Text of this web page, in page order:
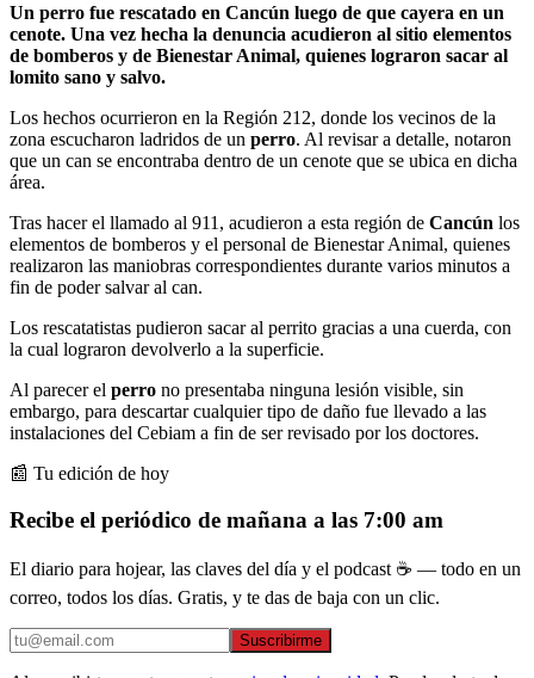
Un perro fue rescatado en Cancún luego de que cayera en un
cenote. Una vez hecha la denuncia acudieron al sitio elementos
de bomberos y de Bienestar Animal, quienes lograron sacar al
lomito sano y salvo.
Los hechos ocurrieron en la Región 212, donde los vecinos de la
zona escucharon ladridos de un perro. Al revisar a detalle, notaron
que un can se encontraba dentro de un cenote que se ubica en dicha
área.
Tras hacer el llamado al 911, acudieron a esta región de Cancún los
elementos de bomberos y el personal de Bienestar Animal, quienes
realizaron las maniobras correspondientes durante varios minutos a
fin de poder salvar al can.
Los rescatatistas pudieron sacar al perrito gracias a una cuerda, con
la cual lograron devolverlo a la superficie.
Al parecer el perro no presentaba ninguna lesión visible, sin
embargo, para descartar cualquier tipo de daño fue llevado a las
instalaciones del Cebiam a fin de ser revisado por los doctores.
📰 Tu edición de hoy
Recibe el periódico de mañana a las 7:00 am
El diario para hojear, las claves del día y el podcast ☕ — todo en un
correo, todos los días. Gratis, y te das de baja con un clic.
Suscribirme